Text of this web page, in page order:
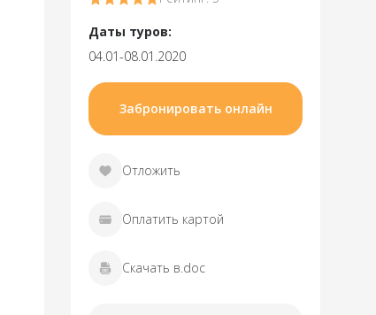
Даты туров:
04.01-08.01.2020
Забронировать онлайн
Отложить
Оплатить картой
Скачать в.doc